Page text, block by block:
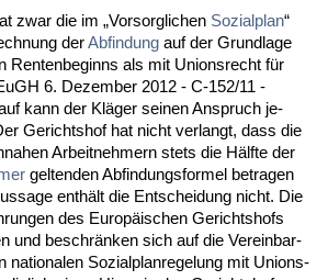
zwar die im „Vor­sorg­li­chen So­zi­al­plan“
derAb­fin­dung auf der Grund­la­ge
Ren­ten­be­ginns als mit Uni­ons­recht für
6. De­zem­ber 2012 - C-152/11 -
kann der Kläger sei­nen An­spruch je­
Ge­richts­hof hat nicht ver­langt, dass die
Ar­beit­neh­mern stets die Hälf­te der
gel­ten­den Ab­fin­dungs­for­mel be­tra­gen
enthält die Ent­schei­dung nicht. Die
des Eu­ropäischen Ge­richts­hofs
und be­schränken sich auf die Ver­ein­bar­
na­tio­na­len So­zi­al­plan­re­ge­lung mit Uni­ons­